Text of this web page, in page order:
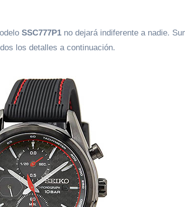
SSC777P1 no dejará indiferente a nadie.
los detalles a continuación.